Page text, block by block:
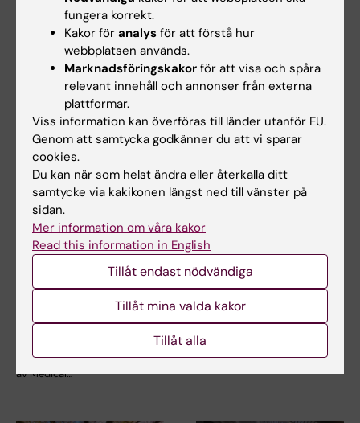
de Elche (UMH) har nöjet att
tillkännage den…
28 jul 2026
NeurotechEU:s
vinterskola om
Exploring the future
measurements"
NeurotechEU:s vinterskola om
smart sömn, som organiseras
av Medical…
Juan Pablo Lopez
utsedd till FENS-Kavli
Scholar 2026
Juan Pablo Lopez, biträdande
professor vid Institutionen för…
fungera korrekt.
Kakor för analys för att förstå hur
webbplatsen används.
Marknadsföringskakor för att visa och spåra
relevant innehåll och annonser från externa
plattformar.
Viss information kan överföras till länder utanför EU.
Genom att samtycka godkänner du att vi sparar
cookies.
Du kan när som helst ändra eller återkalla ditt
samtycke via kakikonen längst ned till vänster på
sidan.
Mer information om våra kakor
Read this information in English
Tillåt endast nödvändiga
Tillåt mina valda kakor
Tillåt alla